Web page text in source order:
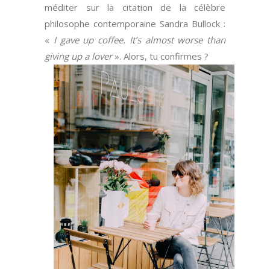
méditer sur la citation de la célèbre
philosophe contemporaine Sandra Bullock :
« I gave up coffee. It’s almost worse than
giving up a lover». Alors, tu confirmes ?